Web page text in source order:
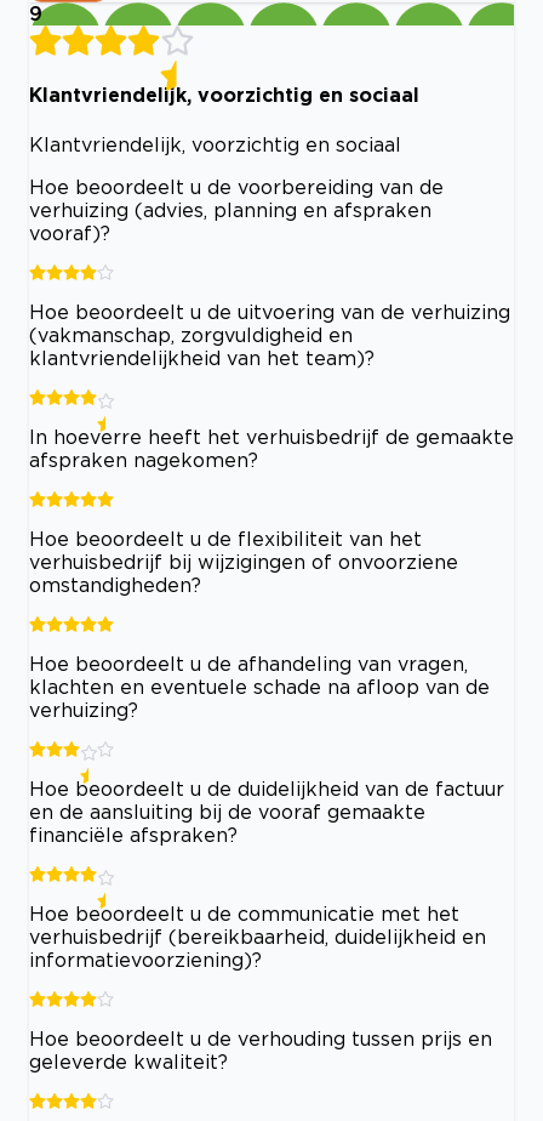
9
Klantvriendelijk, voorzichtig en sociaal
Klantvriendelijk, voorzichtig en sociaal
Hoe beoordeelt u de voorbereiding van de
verhuizing (advies, planning en afspraken
vooraf)?
Hoe beoordeelt u de uitvoering van de verhuizing
(vakmanschap, zorgvuldigheid en
klantvriendelijkheid van het team)?
In hoeverre heeft het verhuisbedrijf de gemaakte
afspraken nagekomen?
Hoe beoordeelt u de flexibiliteit van het
verhuisbedrijf bij wijzigingen of onvoorziene
omstandigheden?
Hoe beoordeelt u de afhandeling van vragen,
klachten en eventuele schade na afloop van de
verhuizing?
Hoe beoordeelt u de duidelijkheid van de factuur
en de aansluiting bij de vooraf gemaakte
financiële afspraken?
Hoe beoordeelt u de communicatie met het
verhuisbedrijf (bereikbaarheid, duidelijkheid en
informatievoorziening)?
Hoe beoordeelt u de verhouding tussen prijs en
geleverde kwaliteit?